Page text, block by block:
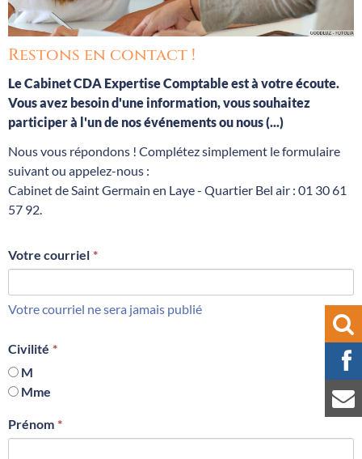
Restons en contact !
Le Cabinet CDA Expertise Comptable est à votre écoute.
Vous avez besoin d'une information, vous souhaitez
participer à l'un de nos événements ou nous (...)
Nous vous répondons ! Complétez simplement le formulaire
suivant ou appelez-nous :
Cabinet de Saint Germain en Laye - Quartier Bel air : 01 30 61
57 92.
Votre courriel
Votre courriel ne sera jamais publié
Civilité
M
Mme
Prénom